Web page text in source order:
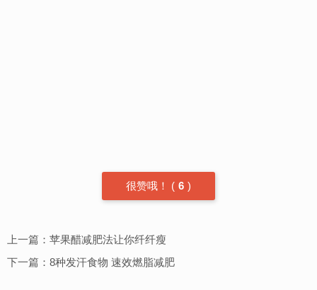
很赞哦！ ( 6 )
上一篇： 苹果醋减肥法让你纤纤瘦
下一篇： 8种发汗食物 速效燃脂减肥